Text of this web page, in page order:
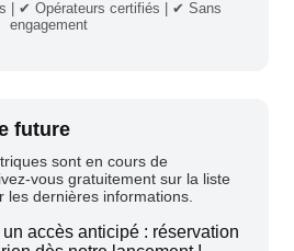
| ✔ Opérateurs certifiés | ✔ Sans
engagement
future
sont en cours de
vous gratuitement sur la liste
dernières informations.
accès anticipé : réservation